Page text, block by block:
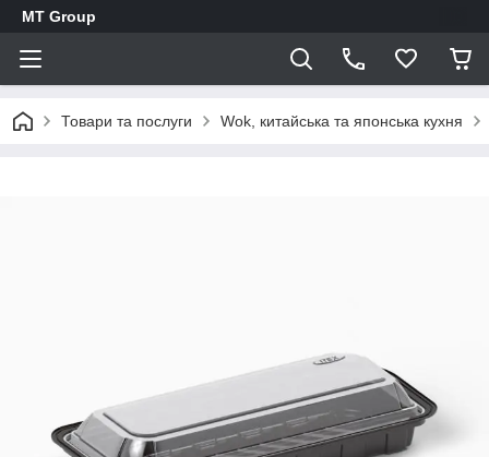
MT Group
Товари та послуги Wok, китайська та японська кухня